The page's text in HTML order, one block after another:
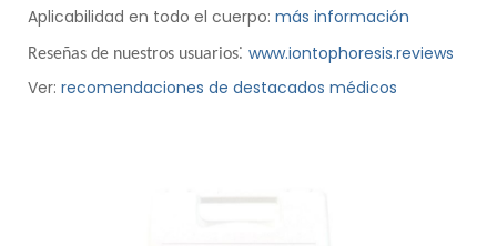
Aplicabilidad en todo el cuerpo: más información
Reseñas de nuestros usuarios: www.iontophoresis.reviews
Ver: recomendaciones de destacados médicos